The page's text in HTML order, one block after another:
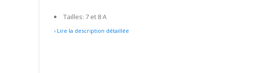
Tailles: 7 et 8 A
› Lire la description détaillée